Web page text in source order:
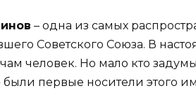
– одна из самых
Советского Союза. В
человек. Но мало кто
первые носители этого